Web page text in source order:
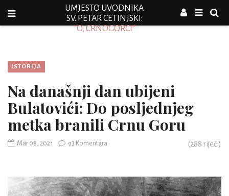
UMJESTO UVODNIKA
SV. PETAR CETINJSKI:
"O, CRNOGORCI"
ISTORIJA
Na današnji dan ubijeni
Bulatovići: Do posljednjeg
metka branili Crnu Goru
Mar 08, 2021 93 Komentara (288 riječi)